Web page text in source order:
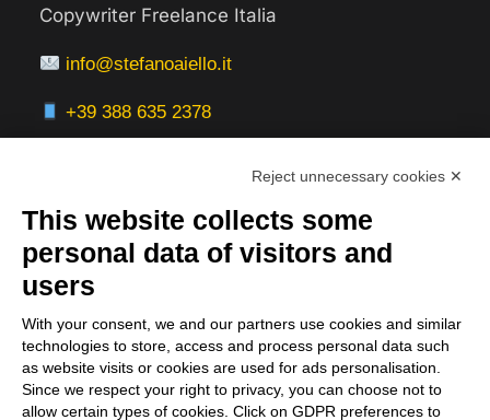
Copywriter Freelance Italia
info@stefanoaiello.it
+39 388 635 2378
Aree Servite
Italia:
Milano, Roma, Bologna, Firenze, Torino,
Napoli, Venezia, Verona, Genova
Servizi Online:
Reject unnecessary cookies ✕
This website collects some
personal data of visitors and
users
With your consent, we and our partners use cookies and similar
technologies to store, access and process personal data such
as website visits or cookies are used for ads personalisation.
Since we respect your right to privacy, you can choose not to
allow certain types of cookies. Click on GDPR preferences to